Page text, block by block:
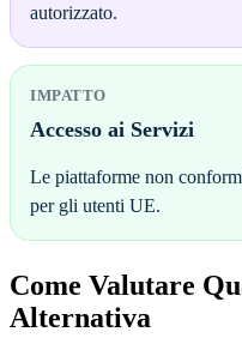
autorizzato.
IMPATTO
Accesso ai Servizi
Le piattaforme non
per gli utenti UE.
Come Valutare
Alternativa